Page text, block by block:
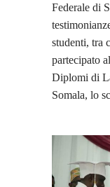
Federale di
studenti, tra
partecipato
Diplomi di
Somala, lo